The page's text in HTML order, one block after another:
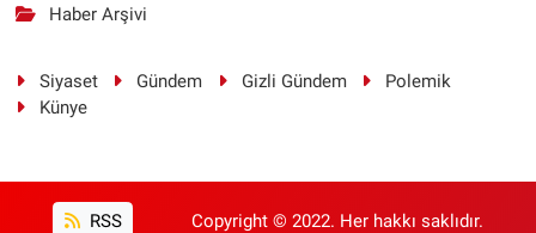
Haber Arşivi
Siyaset Gündem Gizli Gündem
Polemik
Künye
RSS Copyright © 2022. Her hakkı saklıdır.